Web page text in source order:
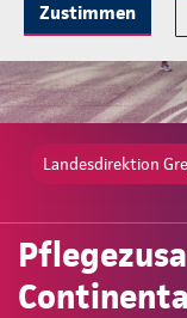
Zustimmen
Landesdirektion